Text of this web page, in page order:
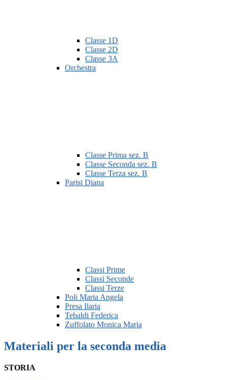
Classe 1D
Classe 2D
Classe 3A
Orchestra
Classe Prima sez. B
Classe Seconda sez. B
Classe Terza sez. B
Parisi Diana
Classi Prime
Classi Seconde
Classi Terze
Poli Maria Angela
Presa Ilaria
Tebaldi Federica
Zuffolato Monica Maria
Materiali per la seconda media
STORIA